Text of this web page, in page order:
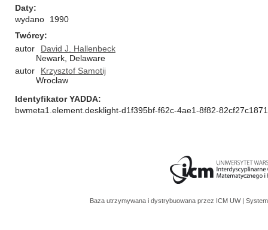
Daty
wydano
1990
Twórcy
autor
David J. Hallenbeck
Newark, Delaware
autor
Krzysztof Samotij
Wrocław
Identyfikator YADDA
bwmeta1.element.desklight-d1f395bf-f62c-4ae1-8f82-
Baza utrzymywana i dystrybuowana przez ICM UW |